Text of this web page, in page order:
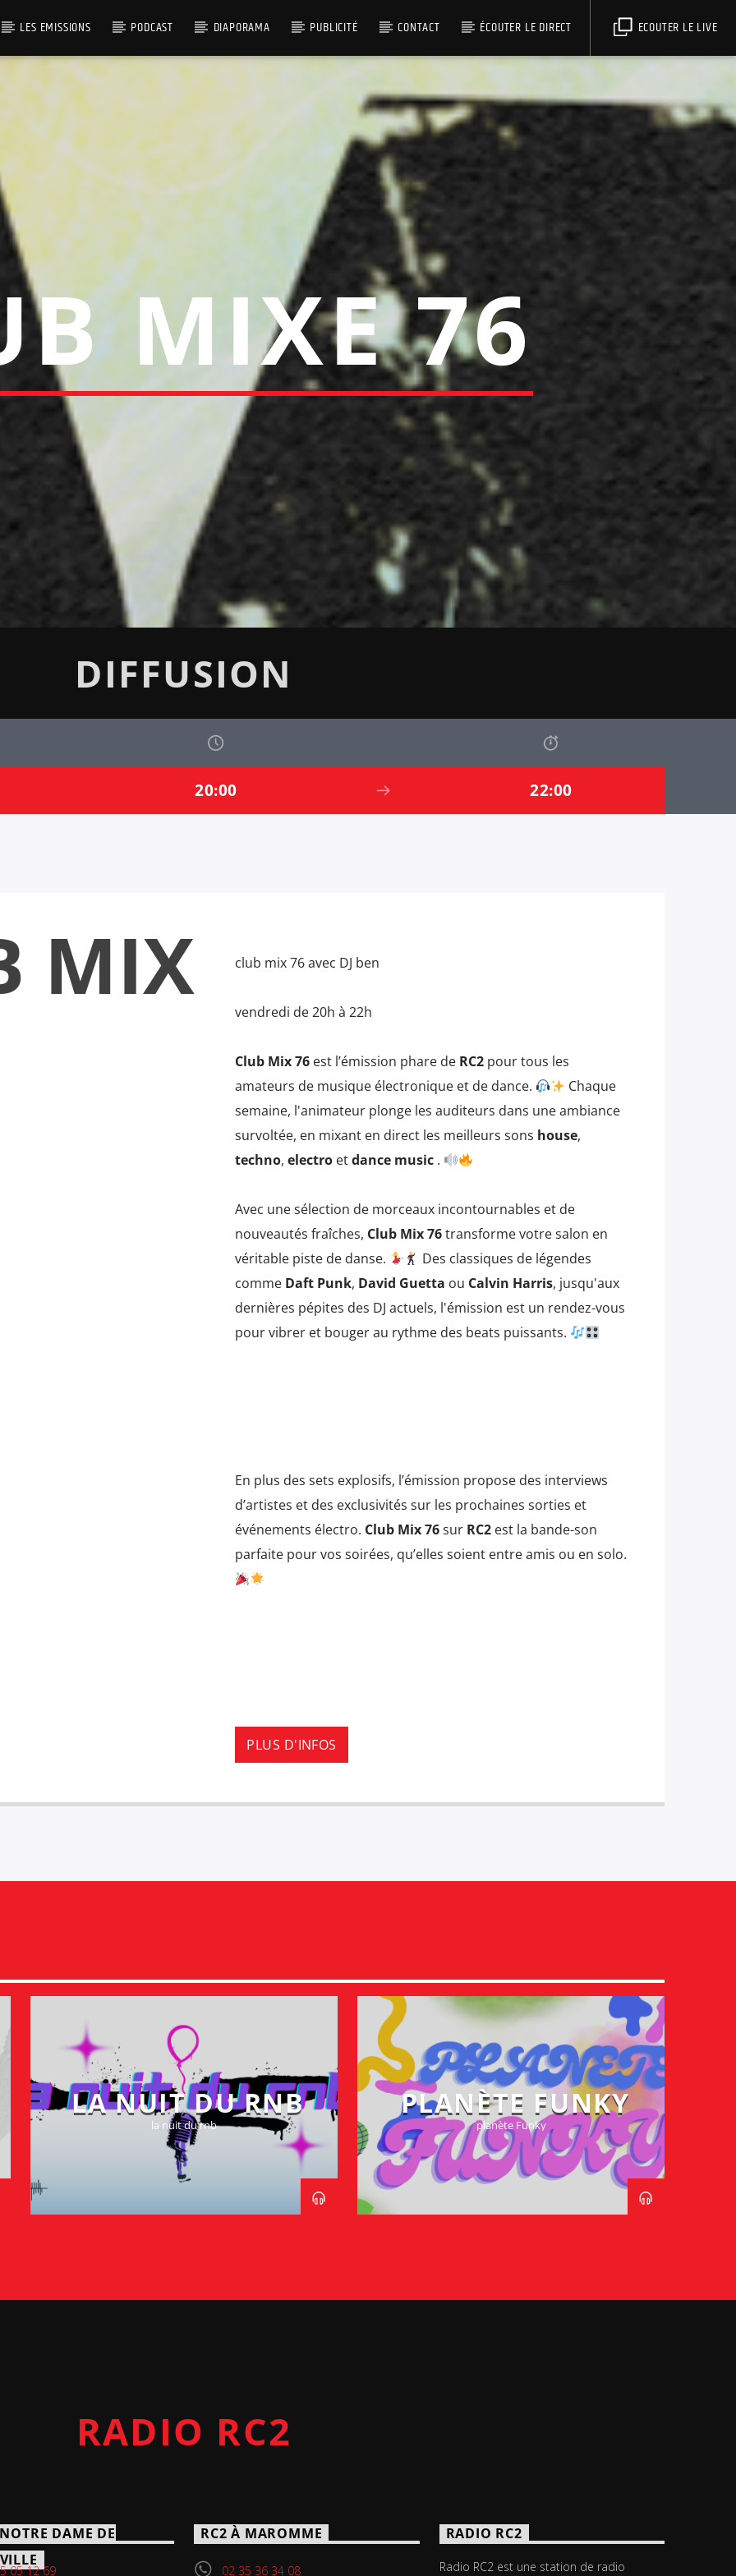
LES EMISSIONS PODCAST DIAPORAMA PUBLICITÉ CONTACT ÉCOUTER LE DIRECT ECOUTER LE LIVE
MIXE 76
DIFFUSION
20:00 22:00
MIX club mix 76 avec DJ ben
vendredi de 20h à 22h
Club Mix 76est l’émission phare de RC2pour tous les
amateurs de musique électronique et de dance.
Chaque
semaine, l'animateur plonge les auditeurs dans une ambiance
survoltée, en mixant en direct les meilleurs sons house,
techno, electroetdance music.
Avec une sélection de morceaux incontournables et de
nouveautés fraîches, Club Mix 76transforme votre salon en
véritable piste de danse.
Des classiques de légendes
comme Daft Punk, David Guetta ou Calvin Harris, jusqu'aux
dernières pépites des DJ actuels, l'émission est un rendez-vous
pour vibrer et bouger au rythme des beats puissants.
En plus des sets explosifs, l’émission propose des interviews
d’artistes et des exclusivités sur les prochaines sorties et
événements électro. Club Mix 76sur RC2est la bande-son
parfaite pour vos soirées, qu’elles soient entre amis ou en solo.
PLUS D'INFOS
LA NUIT DU RNB
la nuit du rnb
PLANÈTE FUNKY
planète Funky
RADIO RC2
DAME DE
05 12 69
RC2 À MAROMME
02 35 36 34 08
RADIO RC2
Radio RC2 est une station de radio